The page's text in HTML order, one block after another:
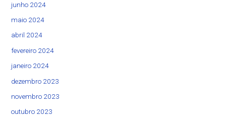
junho 2024
maio 2024
abril 2024
fevereiro 2024
janeiro 2024
dezembro 2023
novembro 2023
outubro 2023